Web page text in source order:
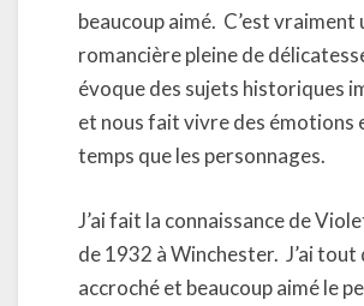
beaucoup aimé. C’est vraiment
romancière pleine de
évoque des sujets historiques
et nous fait vivre des émotions
temps que les personnages.
J’ai fait la connaissance de
de 1932 à Winchester. J’ai
accroché et beaucoup aimé le